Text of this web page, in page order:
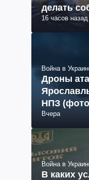
делать
16 часов назад
Война в
Дроны
НПЗ
Вчера
Война в
В каких